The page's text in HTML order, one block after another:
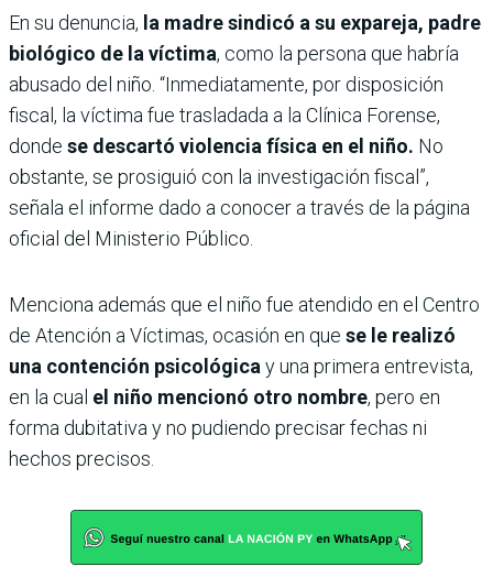
En su denuncia, la madre sindicó a su expareja, padre
biológico de la víctima, como la persona que habría
abusado del niño. “Inmediatamente, por disposición
fiscal, la víctima fue trasladada a la Clínica Forense,
donde se descartó violencia física en el niño. No
obstante, se prosiguió con la investigación fiscal”,
señala el informe dado a conocer a través de la página
oficial del Ministerio Público.
Menciona además que el niño fue atendido en el Centro
de Atención a Víctimas, ocasión en que se le realizó
una contención psicológica y una primera entrevista,
en la cual el niño mencionó otro nombre, pero en
forma dubitativa y no pudiendo precisar fechas ni
hechos precisos.